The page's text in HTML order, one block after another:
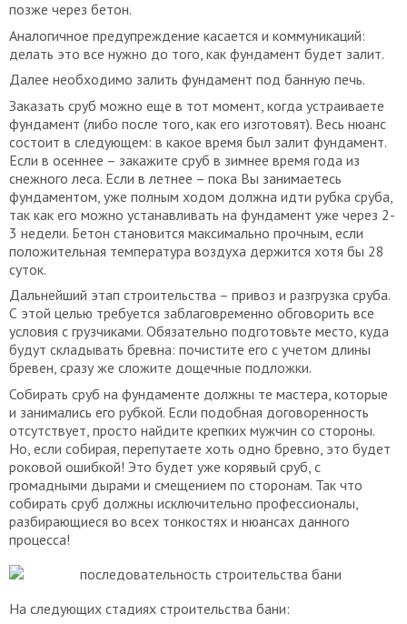
позже через бетон.
Аналогичное предупреждение касается и коммуникаций:
делать это все нужно до того, как фундамент будет залит.
Далее необходимо залить фундамент под банную печь.
Заказать сруб можно еще в тот момент, когда устраиваете
фундамент (либо после того, как его изготовят). Весь нюанс
состоит в следующем: в какое время был залит фундамент.
Если в осеннее – закажите сруб в зимнее время года из
снежного леса. Если в летнее – пока Вы занимаетесь
фундаментом, уже полным ходом должна идти рубка сруба,
так как его можно устанавливать на фундамент уже через 2-
3 недели. Бетон становится максимально прочным, если
положительная температура воздуха держится хотя бы 28
суток.
Дальнейший этап строительства – привоз и разгрузка сруба.
С этой целью требуется заблаговременно обговорить все
условия с грузчиками. Обязательно подготовьте место, куда
будут складывать бревна: почистите его с учетом длины
бревен, сразу же сложите дощечные подложки.
Собирать сруб на фундаменте должны те мастера, которые
и занимались его рубкой. Если подобная договоренность
отсутствует, просто найдите крепких мужчин со стороны.
Но, если собирая, перепутаете хоть одно бревно, это будет
роковой ошибкой! Это будет уже корявый сруб, с
громадными дырами и смещением по сторонам. Так что
собирать сруб должны исключительно профессионалы,
разбирающиеся во всех тонкостях и нюансах данного
процесса!
На следующих стадиях строительства бани: